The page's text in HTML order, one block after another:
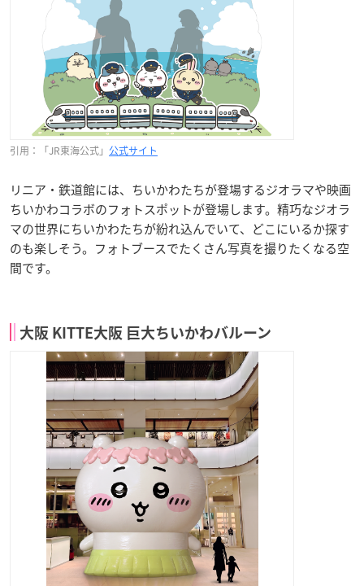
引用：「JR東海公式」 公式サイト
リニア・鉄道館には、ちいかわたちが登場するジオラマや映画
ちいかわコラボのフォトスポットが登場します。精巧なジオラ
マの世界にちいかわたちが紛れ込んでいて、どこにいるか探す
のも楽しそう。フォトブースでたくさん写真を撮りたくなる空
間です。
大阪 KITTE大阪 巨大ちいかわバルーン